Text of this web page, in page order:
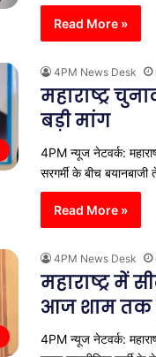
Read More »
4PM News Desk
महाराष्ट्र
बड़ी मांग
4PM न्यूज नेटवर्क:
सरगर्मी के बीच
Read More »
4PM News Desk
महाराष्ट्र में
आज शाम तक
4PM न्यूज नेटवर्क: